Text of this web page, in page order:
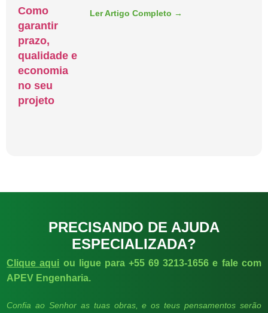
Ler Artigo Completo →
PRECISANDO DE AJUDA
ESPECIALIZADA?
Clique aqui ou ligue para +55 69 3213-1656 e fale com
APEV Engenharia.
Confia ao Senhor as tuas obras, e os teus pensamentos serão